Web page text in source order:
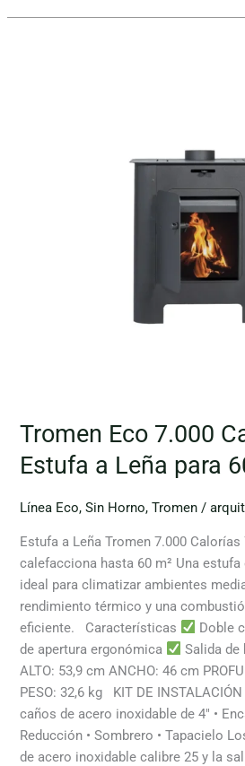
Tromen Eco 7.000
Estufa a Leña para
Línea Eco,Sin Horno,Tromen /
Estufa a Leña Tromen 7.000
calefacciona hasta 60 m² Una
ideal para climatizar ambientes
rendimiento térmico y una
eficiente. Características
Doble
de apertura ergonómica
Salida
ALTO: 53,9 cm ANCHO: 46 cm
PESO: 32,6 kg KIT DE INSTALACIÓN
caños de acero inoxidable de 4″ •
Reducción • Sombrero • Tapacielo
de acero inoxidable calibre 25 y la